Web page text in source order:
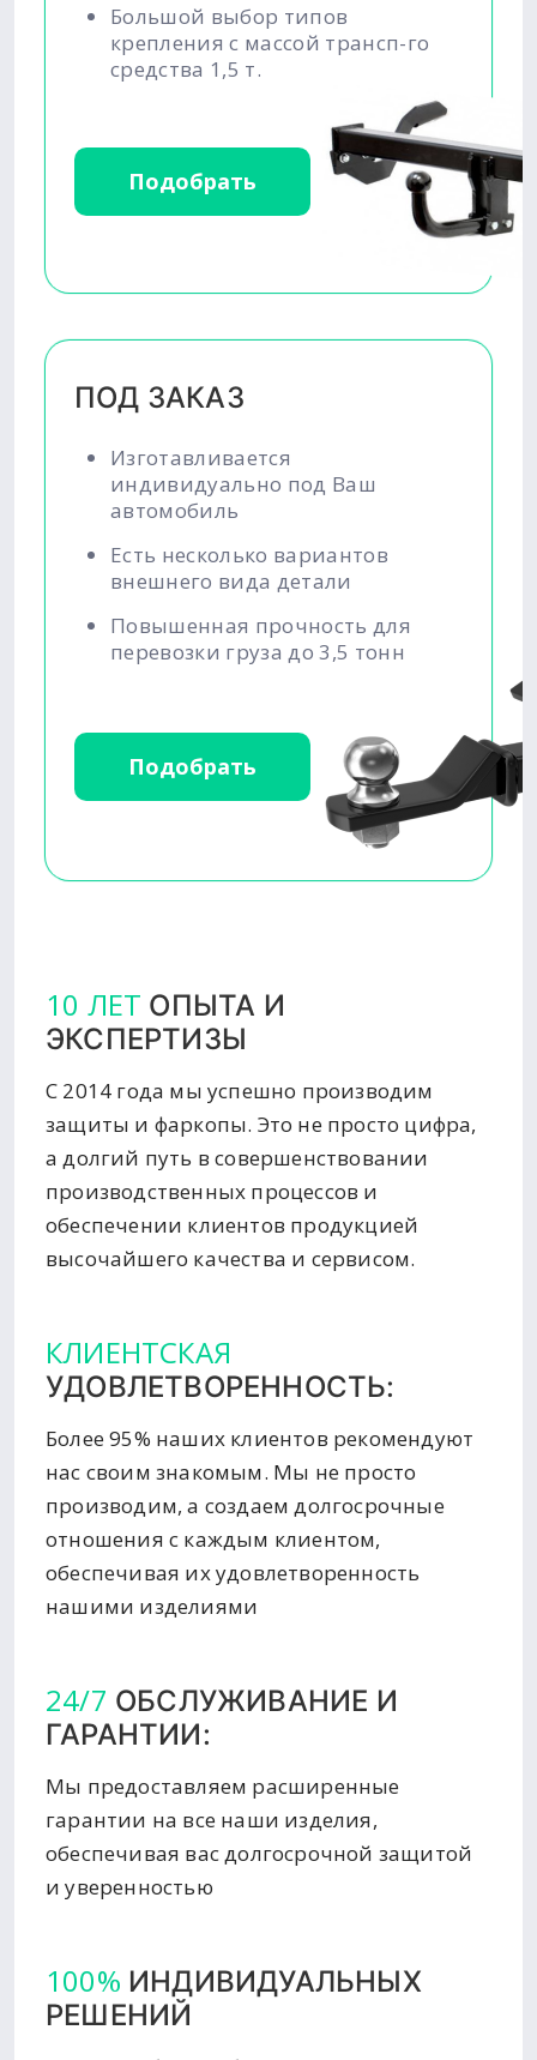
Большой выбор типов
крепления с массой трансп-го
средства 1,5 т.
Подобрать
ПОД ЗАКАЗ
Изготавливается
индивидуально под Ваш
автомобиль
Есть несколько вариантов
внешнего вида детали
Повышенная прочность для
перевозки груза до 3,5 тонн
Подобрать
10 ЛЕТ ОПЫТА И
ЭКСПЕРТИЗЫ
С 2014 года мы успешно производим
защиты и фаркопы. Это не просто цифра,
а долгий путь в совершенствовании
производственных процессов и
обеспечении клиентов продукцией
высочайшего качества и сервисом.
КЛИЕНТСКАЯ
УДОВЛЕТВОРЕННОСТЬ:
Более 95% наших клиентов рекомендуют
нас своим знакомым. Мы не просто
производим, а создаем долгосрочные
отношения с каждым клиентом,
обеспечивая их удовлетворенность
нашими изделиями
24/7 ОБСЛУЖИВАНИЕ И
ГАРАНТИИ:
Мы предоставляем расширенные
гарантии на все наши изделия,
обеспечивая вас долгосрочной защитой
и уверенностью
100% ИНДИВИДУАЛЬНЫХ
РЕШЕНИЙ